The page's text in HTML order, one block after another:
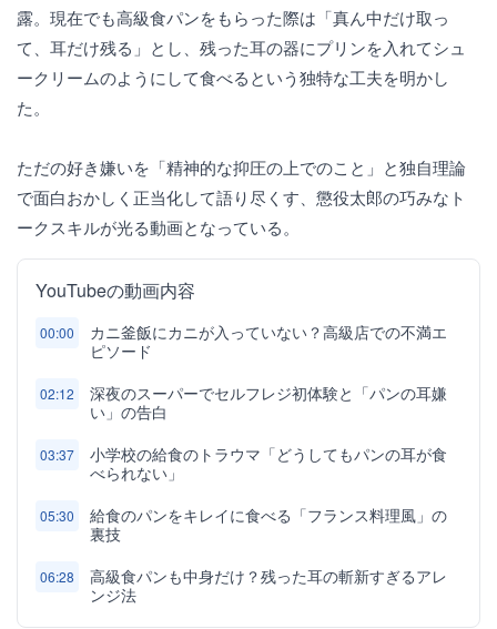
露。現在でも高級食パンをもらった際は「真ん中だけ取っ
て、耳だけ残る」とし、残った耳の器にプリンを入れてシュ
ークリームのようにして食べるという独特な工夫を明かし
た。
ただの好き嫌いを「精神的な抑圧の上でのこと」と独自理論
で面白おかしく正当化して語り尽くす、懲役太郎の巧みなト
ークスキルが光る動画となっている。
YouTubeの動画内容
00:00
カニ釜飯にカニが入っていない？高級店での不満エ
ピソード
02:12
深夜のスーパーでセルフレジ初体験と「パンの耳嫌
い」の告白
03:37
小学校の給食のトラウマ「どうしてもパンの耳が食
べられない」
05:30
給食のパンをキレイに食べる「フランス料理風」の
裏技
06:28
高級食パンも中身だけ？残った耳の斬新すぎるアレ
ンジ法